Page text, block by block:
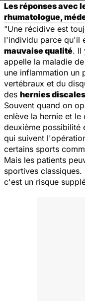
Les réponses avec
rhumatologue,
"Une récidive est
l'individu parce qu'il
mauvaise qualité. Il
appelle la maladie
une inflammation un
vertébraux et du
des hernies
Souvent quand on
enlève la hernie et
deuxième possibilité
qui suivent
certains sports
Mais les patients
sportives
c'est un risque